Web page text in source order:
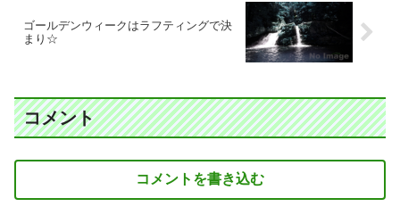
ゴールデンウィークはラフティングで決
まり☆
コメント
コメントを書き込む